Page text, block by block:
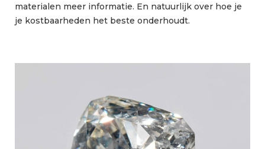
materialen meer informatie. En natuurlijk over hoe je
je kostbaarheden het beste onderhoudt.